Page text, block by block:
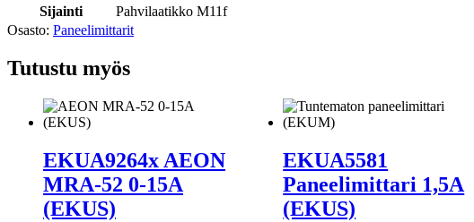
Sijainti
Pahvilaatikko M11f
Osasto: Paneelimittarit
Tutustu myös
EKUA9264x AEON
MRA-52 0-15A
(EKUS)
EKUA5581
Paneelimittari 1,5A
(EKUS)